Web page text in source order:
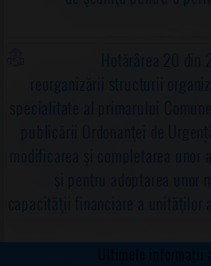
Hotărârea 20 din
reorganizării structurii
specialitate al primarului
publicării Ordonanţei de
modificarea şi completarea unor
şi pentru adoptarea unor
capacităţii financiare a unităţilor
Ultimele informații